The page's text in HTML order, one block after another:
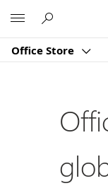
Office Store